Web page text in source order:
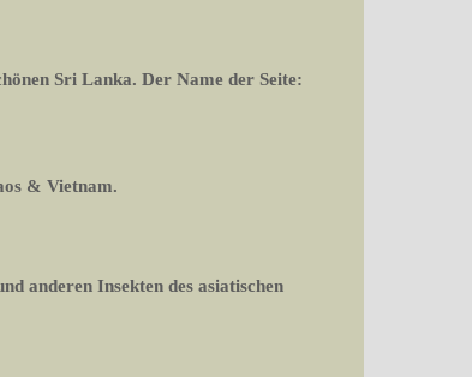
Sri Lanka. Der Name der Seite:
& Vietnam.
anderen Insekten des asiatischen